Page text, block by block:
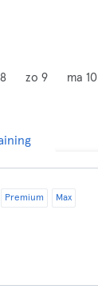
zo 9 ma 10
Premium Max